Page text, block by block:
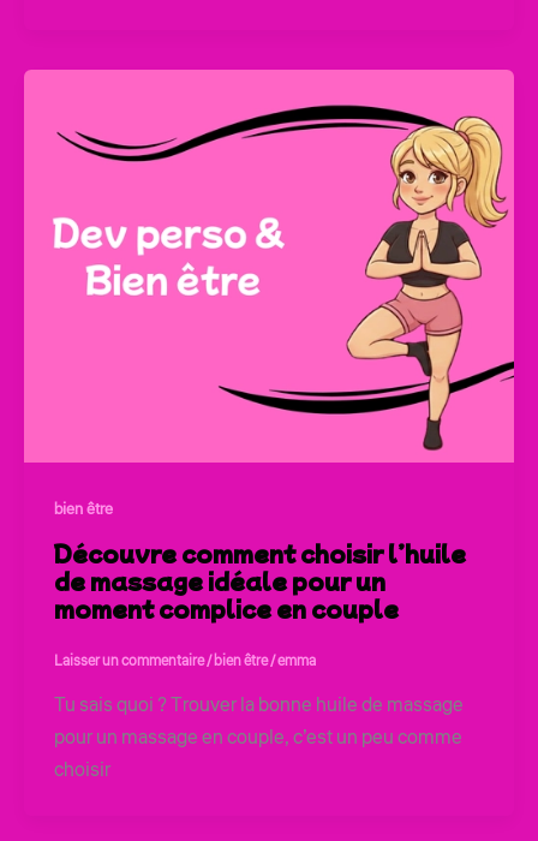
bien être
Découvre comment choisir l’huile
de massage idéale pour un
moment complice en couple
Laisser un commentaire/bien être/emma
Tu sais quoi ? Trouver la bonne huile de massage
pour un massage en couple, c’est un peu comme
choisir